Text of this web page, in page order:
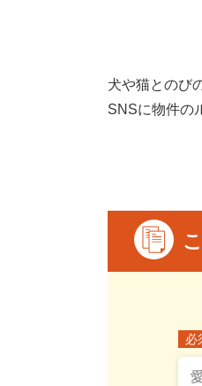
犬や猫とのび
SNSに物件の
必